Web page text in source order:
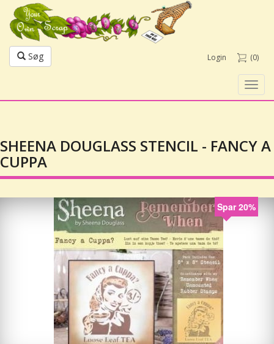
Søg Login (0)
SHEENA DOUGLASS STENCIL - FANCY A
CUPPA
Spar 20%